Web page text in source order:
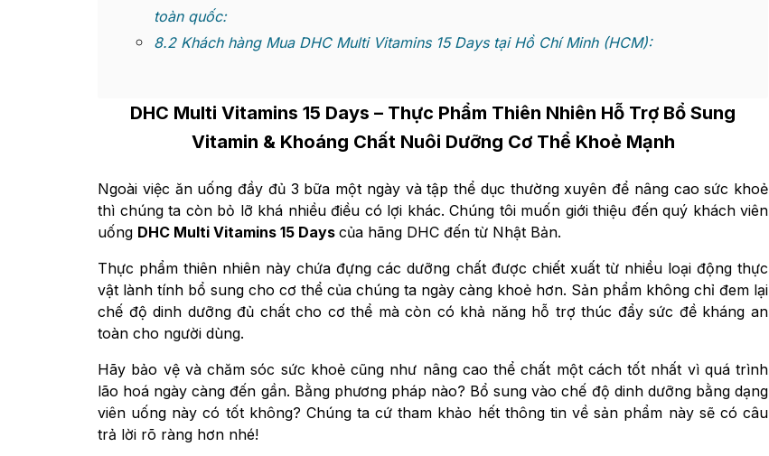
toàn quốc:
8.2Khách hàng Mua DHC Multi Vitamins 15 Days tại Hồ Chí Minh (HCM):
DHC Multi Vitamins 15 Days – Thực Phẩm Thiên Nhiên Hỗ Trợ Bổ Sung
Vitamin & Khoáng Chất Nuôi Dưỡng Cơ Thể Khoẻ Mạnh
Ngoài việc ăn uống đầy đủ 3 bữa một ngày và tập thể dục thường xuyên để nâng cao sức khoẻ
thì chúng ta còn bỏ lỡ khá nhiều điều có lợi khác. Chúng tôi muốn giới thiệu đến quý khách viên
uống DHC Multi Vitamins 15 Days của hãng DHC đến từ Nhật Bản.
Thực phẩm thiên nhiên này chứa đựng các dưỡng chất được chiết xuất từ nhiều loại động thực
vật lành tính bổ sung cho cơ thể của chúng ta ngày càng khoẻ hơn. Sản phẩm không chỉ đem lại
chế độ dinh dưỡng đủ chất cho cơ thể mà còn có khả năng hỗ trợ thúc đẩy sức đề kháng an
toàn cho người dùng.
Hãy bảo vệ và chăm sóc sức khoẻ cũng như nâng cao thể chất một cách tốt nhất vì quá trình
lão hoá ngày càng đến gần. Bằng phương pháp nào? Bổ sung vào chế độ dinh dưỡng bằng dạng
viên uống này có tốt không? Chúng ta cứ tham khảo hết thông tin về sản phẩm này sẽ có câu
trả lời rõ ràng hơn nhé!